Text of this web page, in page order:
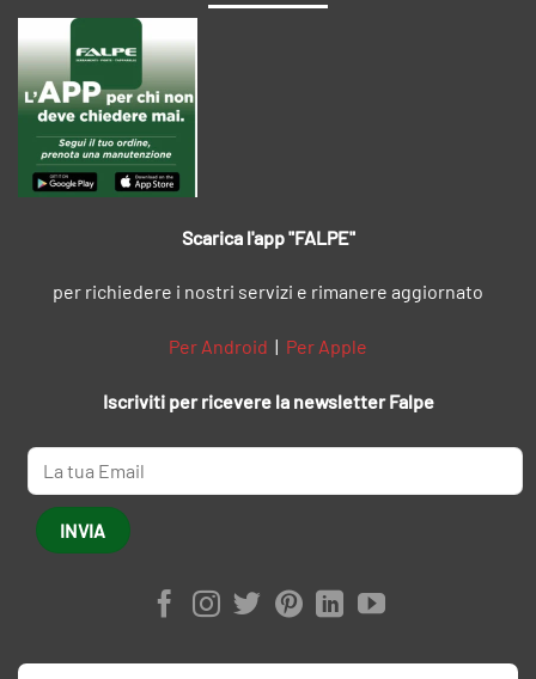
Scarica l'app "FALPE"
per richiedere i nostri servizi e rimanere aggiornato
Per Android | Per Apple
Iscriviti per ricevere la newsletter Falpe